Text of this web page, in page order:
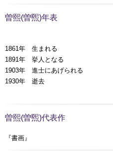
曽熙(曽煕)年表
1861年 生まれる
1891年 挙人となる
1903年 進士にあげられる
1930年 逝去
曽熙(曽煕)代表作
『書画』